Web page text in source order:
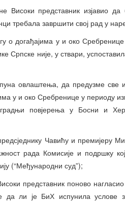
Високи представник изјавио
требала завршити свој рад у
о догађајима у и око
Српске није, у ствари,
пуна овлаштења, да предузме
у и око Сребренице у периоду
повјерења у Босни и
Чавићу и премијеру
рада Комисије и подршку
(“Међународни суд”);
представник поново
да ли је БиХ испунила услове